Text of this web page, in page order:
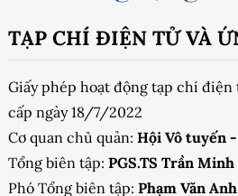
TẠP CHÍ ĐIỆN TỬ VÀ
Giấy phép hoạt động tạp chí
cấp ngày 18/7/2022
Cơ quan chủ quản: Hội Vô tuyến
Tổng biên tập: PGS.TS Trần Minh
Phó Tổng biên tập: Phạm Văn Anh